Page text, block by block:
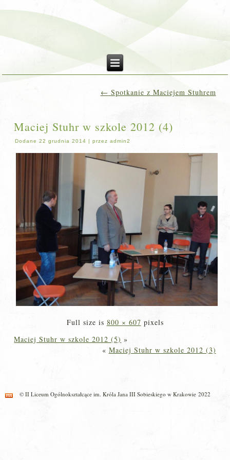
← Spotkanie z Maciejem Stuhrem
Maciej Stuhr w szkole 2012 (4)
Dodane 22 grudnia 2014 |przez admin2
Full size is 800 × 607 pixels
Maciej Stuhr w szkole 2012 (5) »
« Maciej Stuhr w szkole 2012 (3)
© II Liceum Ogólnokształcące im. Króla Jana III Sobieskiego w Krakowie 2022